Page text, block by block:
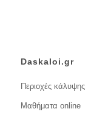
Daskaloi.gr
Περιοχές κάλυψης
Μαθήματα online